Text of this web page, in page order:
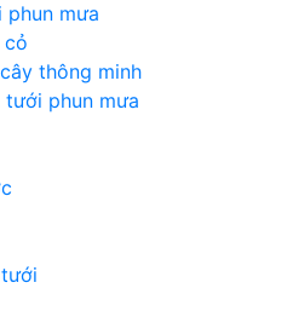
phun mưa
cỏ
thông minh
tưới phun mưa